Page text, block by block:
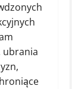
ubrania